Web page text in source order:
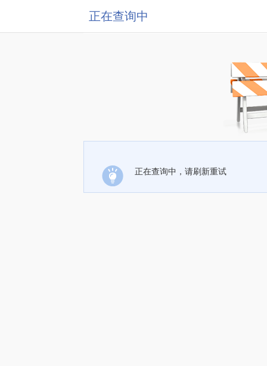
正在查询中
正在查询中，请刷新重试